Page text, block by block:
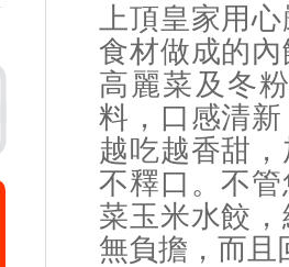
上頂皇家用
食材做成的
高麗菜及冬
料，口感清
越吃越香甜
不釋口。不
菜玉米水餃
無負擔，而且